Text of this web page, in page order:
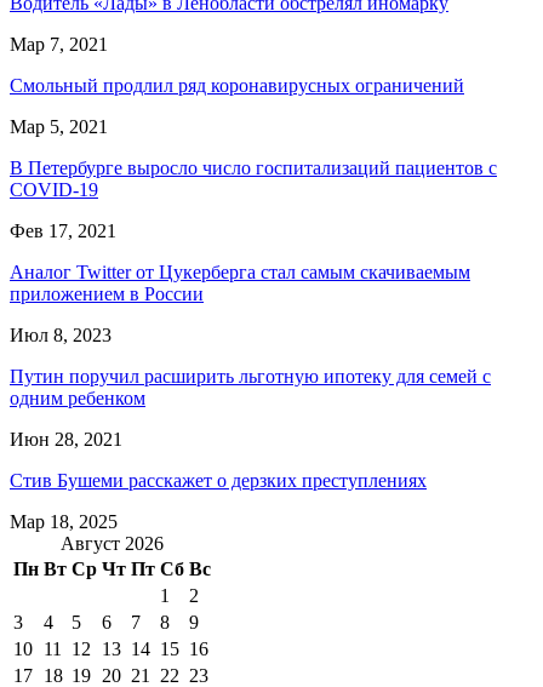
Мар 7, 2021
Смольный продлил ряд коронавирусных ограничений
Мар 5, 2021
В Петербурге выросло число госпитализаций пациентов с
COVID-19
Фев 17, 2021
Аналог Twitter от Цукерберга стал самым скачиваемым
приложением в России
Июл 8, 2023
Путин поручил расширить льготную ипотеку для семей с
одним ребенком
Июн 28, 2021
Стив Бушеми расскажет о дерзких преступлениях
Мар 18, 2025
Август 2026
Пн Вт Ср Чт Пт Сб Вс
1
2
3
4 5 6 7 8
9
10 11 12 13 14 15 16
17 18 19 20 21 22 23